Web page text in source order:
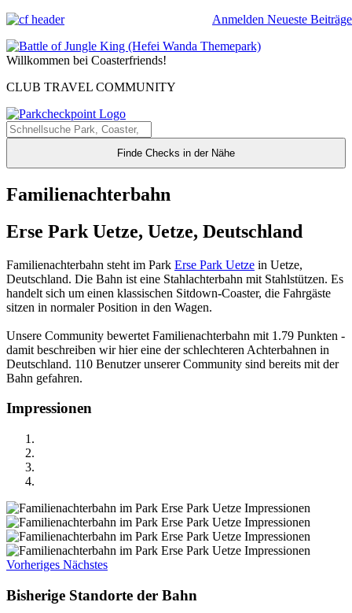
Anmelden Neueste Beiträge
Willkommen bei Coasterfriends!
CLUB TRAVEL COMMUNITY
Finde Checks in der Nähe
Familienachterbahn
Erse Park Uetze, Uetze, Deutschland
Familienachterbahn steht im Park Erse Park Uetze in Uetze,
Deutschland. Die Bahn ist eine Stahlachterbahn mit Stahlstützen. Es
handelt sich um einen klassischen Sitdown-Coaster, die Fahrgäste
sitzen in normaler Position in den Wagen.
Unsere Community bewertet Familienachterbahn mit 1.79 Punkten -
damit beschreiben wir hier eine der schlechteren Achterbahnen in
Deutschland. 110 Benutzer unserer Community sind bereits mit der
Bahn gefahren.
Impressionen
Vorheriges Nächstes
Bisherige Standorte der Bahn